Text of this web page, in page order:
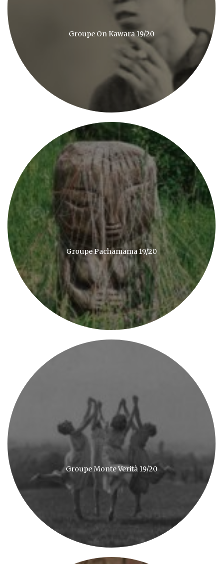
Groupe On Kawara 19/20
Groupe Pachamama 19/20
Groupe Monte Verità 19/20